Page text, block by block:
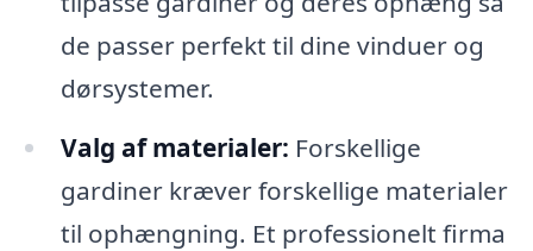
de passer perfekt til dine vinduer og
dørsystemer.
Valg af materialer: Forskellige
gardiner kræver forskellige materialer
til ophængning. Et professionelt firma